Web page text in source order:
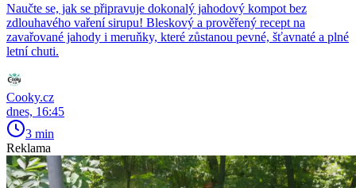
Naučte se, jak se připravuje dokonalý jahodový kompot bez
zdlouhavého vaření sirupu! Bleskový a prověřený recept na
zavařované jahody i meruňky, které zůstanou pevné, šťavnaté a plné
letní chuti.
Cooky.cz
dnes, 16:45
3 min
Reklama